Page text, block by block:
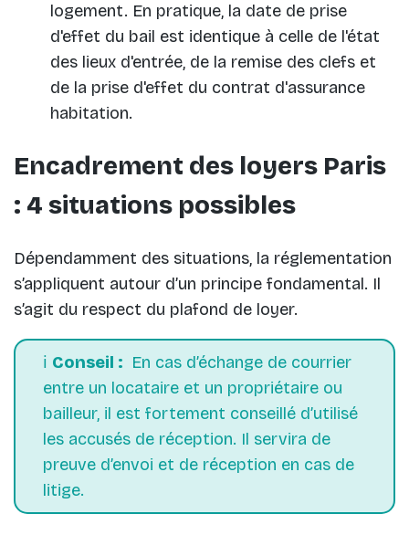
logement. En pratique, la date de prise
d'effet du bail est identique à celle de l'état
des lieux d'entrée, de la remise des clefs et
de la prise d'effet du contrat d'assurance
habitation.
Encadrement des loyers Paris
: 4 situations possibles
Dépendamment des situations, la réglementation
s’appliquent autour d’un principe fondamental. Il
s’agit du respect du plafond de loyer.
ℹ️ Conseil : En cas d’échange de courrier
entre un locataire et un propriétaire ou
bailleur, il est fortement conseillé d’utilisé
les accusés de réception. Il servira de
preuve d’envoi et de réception en cas de
litige.